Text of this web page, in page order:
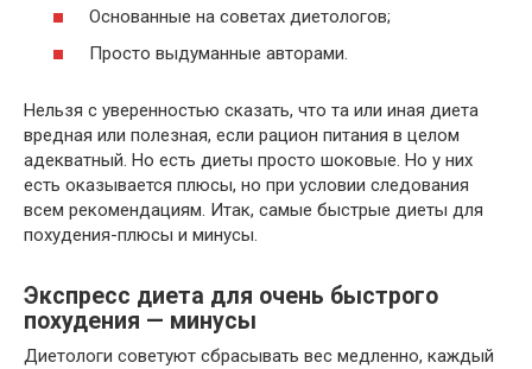
Основанные на советах диетологов;
Просто выдуманные авторами.
Нельзя с уверенностью сказать, что та или иная диета
вредная или полезная, если рацион питания в целом
адекватный. Но есть диеты просто шоковые. Но у них
есть оказывается плюсы, но при условии следования
всем рекомендациям. Итак, самые быстрые диеты для
похудения-плюсы и минусы.
Экспресс диета для очень быстрого
похудения — минусы
Диетологи советуют сбрасывать вес медленно, каждый